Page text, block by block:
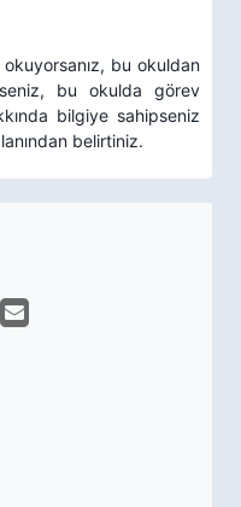
bu okuldan
bu okulda görev
bilgiye sahipseniz
belirtiniz.